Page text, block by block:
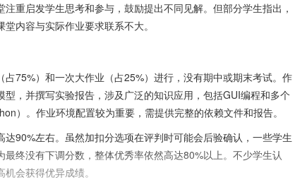
重启发学生思考和参与，鼓励提出不同见解。但部分学生指出，
内容与实际作业要求联系不大。
75%）和一次大作业（占25%）进行，没有期中或期末考试。作
型，并撰写实验报告，涉及广泛的知识应用，包括GUI编程和多个
）。作业环境配置较为重要，需提供完整的依赖文件和报告。
90%左右。虽然加扣分选项在评判时可能会后验确认，一些学生
终没有下调分数，整体优秀率依然高达80%以上。不少学生认
会获得优异成绩。